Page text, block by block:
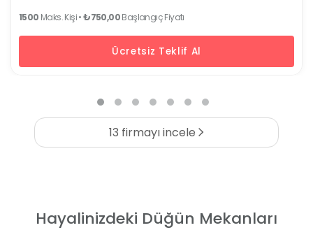
1500 Maks. Kişi •₺750,00Başlangıç Fiyatı
Ücretsiz Teklif Al
13 firmayı incele
Hayalinizdeki Düğün Mekanları